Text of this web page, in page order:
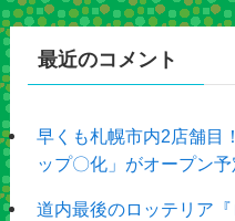
最近のコメント
早くも札幌市内2店舗目
ップ〇化」がオープン予
道内最後のロッテリア